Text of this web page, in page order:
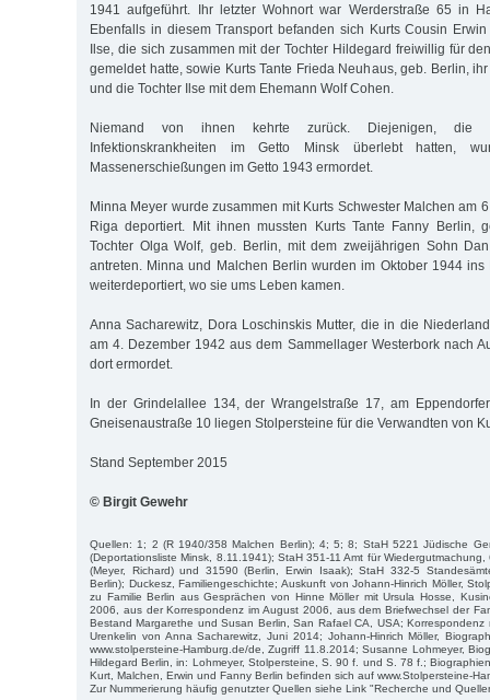
1941 aufgeführt. Ihr letzter Wohnort war Werderstraße 65 in
Ebenfalls in diesem Transport befanden sich Kurts Cousin
Ilse, die sich zusammen mit der Tochter Hildegard freiwillig für
gemeldet hatte, sowie Kurts Tante Frieda Neuhaus, geb. Berlin,
und die Tochter Ilse mit dem Ehemann Wolf Cohen.
Niemand von ihnen kehrte zurück. Diejenigen, die
Infektionskrankheiten im Getto Minsk überlebt hatten,
Massenerschießungen im Getto 1943 ermordet.
Minna Meyer wurde zusammen mit Kurts Schwester Malchen am
Riga deportiert. Mit ihnen mussten Kurts Tante Fanny Berlin,
Tochter Olga Wolf, geb. Berlin, mit dem zweijährigen Sohn
antreten. Minna und Malchen Berlin wurden im Oktober 1944 ins
weiterdeportiert, wo sie ums Leben kamen.
Anna Sacharewitz, Dora Loschinskis Mutter, die in die
am 4. Dezember 1942 aus dem Sammellager Westerbork nach
dort ermordet.
In der Grindelallee 134, der Wrangelstraße 17, am
Gneisenaustraße 10 liegen Stolpersteine für die Verwandten von
Stand September 2015
© Birgit Gewehr
Quellen: 1; 2 (R 1940/358 Malchen Berlin); 4; 5; 8; StaH 5221 Jüdische
(Deportationsliste Minsk, 8.11.1941); StaH 351-11 Amt für
(Meyer, Richard) und 31590 (Berlin, Erwin Isaak); StaH 332-5
Berlin); Duckesz, Familiengeschichte; Auskunft von Johann-Hinrich Möller,
zu Familie Berlin aus Gesprächen von Hinne Möller mit Ursula Hosse,
2006, aus der Korrespondenz im August 2006, aus dem Briefwechsel der
Bestand Margarethe und Susan Berlin, San Rafael CA, USA; Korrespondenz
Urenkelin von Anna Sacharewitz, Juni 2014; Johann-Hinrich Möller,
www.stolpersteine-Hamburg.de/de, Zugriff 11.8.2014; Susanne Lohmeyer,
Hildegard Berlin, in: Lohmeyer, Stolpersteine, S. 90 f. und S. 78 f.;
Kurt, Malchen, Erwin und Fanny Berlin befinden sich auf www.Stolpersteine-
Zur Nummerierung häufig genutzter Quellen siehe Link "Recherche und